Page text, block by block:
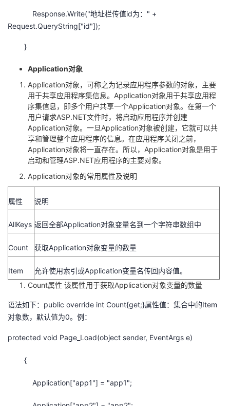
Response.Write("地址栏传值id为：" +
Request.QueryString["id"]);
}
Application对象
Application对象，可称之为记录应用程序参数的对象，主要
用于共享应用程序集信息。Application对象用于共享应用程
序集信息，即多个用户共享一个Application对象。在第一个
用户请求ASP.NET文件时，将启动应用程序并创建
Application对象。一旦Application对象被创建，它就可以共
享和管理整个应用程序的信息。在应用程序关闭之前，
Application对象将一直存在。所以，Application对象是用于
启动和管理ASP.NET应用程序的主要对象。
Application对象的常用属性及说明
属性 说明
AllKeys 返回全部Application对象变量名到一个字符串数组中
Count 获取Application对象变量的数量
Item
允许使用索引或Application变量名传回内容值。
Count属性 该属性用于获取Application对象变量的数量
语法如下：public override int Count{get;}属性值：集合中的Item
对象数，默认值为0。例：
protected void Page_Load(object sender, EventArgs e)
{
Application["app1"] = "app1";